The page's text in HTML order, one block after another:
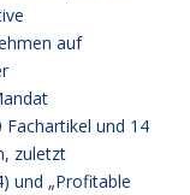
auf
und 14
zuletzt
und „Profitable